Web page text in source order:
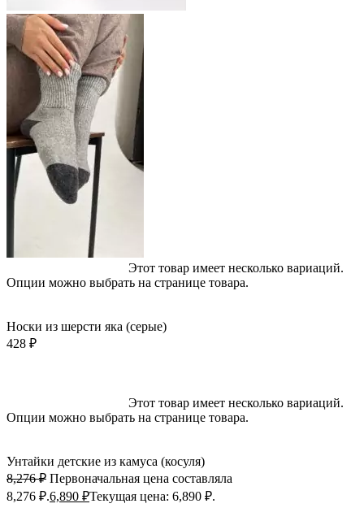
Этот товар имеет несколько вариаций.
Опции можно выбрать на странице товара.
Носки из шерсти яка (серые)
428 ₽
Этот товар имеет несколько вариаций.
Опции можно выбрать на странице товара.
Унтайки детские из камуса (косуля)
8,276₽ Первоначальная цена составляла
8,276 ₽.6,890 ₽Текущая цена: 6,890 ₽.